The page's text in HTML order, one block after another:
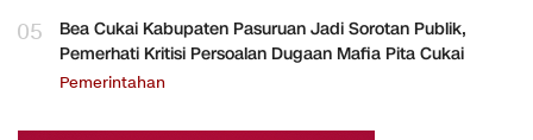
05
Bea Cukai Kabupaten Pasuruan Jadi Sorotan Publik,
Pemerhati Kritisi Persoalan Dugaan Mafia Pita Cukai
Pemerintahan